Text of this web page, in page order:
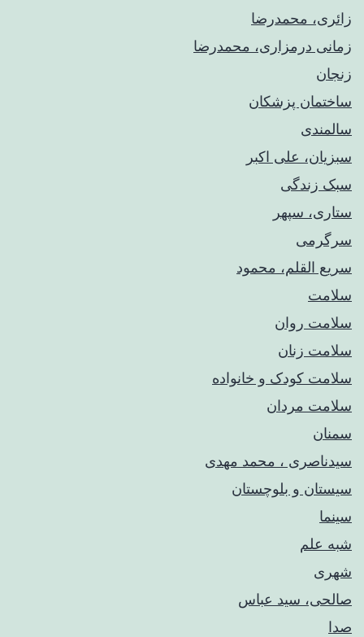
زائری، محمدرضا
زمانی درمزاری، محمدرضا
زنجان
ساختمان پزشکان
سالمندی
سبزیان، علی اکبر
سبک زندگی
ستاری، سپهر
سرگرمی
سریع القلم، محمود
سلامت
سلامت روان
سلامت زنان
سلامت کودک‌ و خانواده
سلامت مردان
سمنان
سیدناصری ، محمد مهدی
سیستان و بلوچستان
سینما
شبه علم
شهری
صالحی، سید عباس
صدا